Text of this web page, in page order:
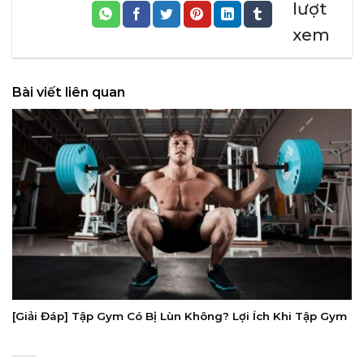
lượt
xem
Bài viết liên quan
[Giải Đáp] Tập Gym Có Bị Lùn Không? Lợi Ích Khi Tập Gym